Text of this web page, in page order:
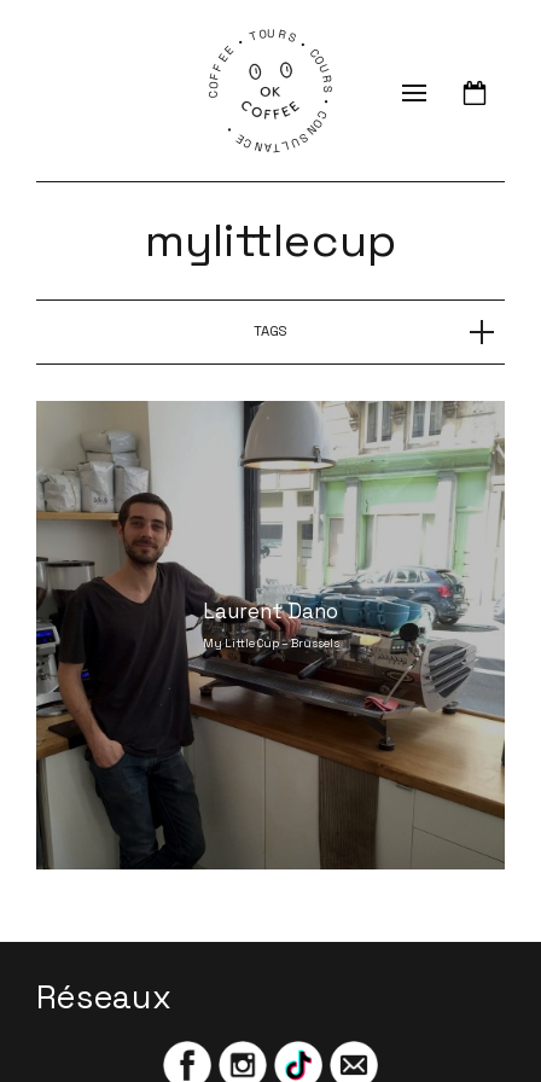
COFFEE • TOURS • COURS • CONSULTANCE •
mylittlecup
TAGS
Laurent Dano
My Little Cup – Brussels
Réseaux